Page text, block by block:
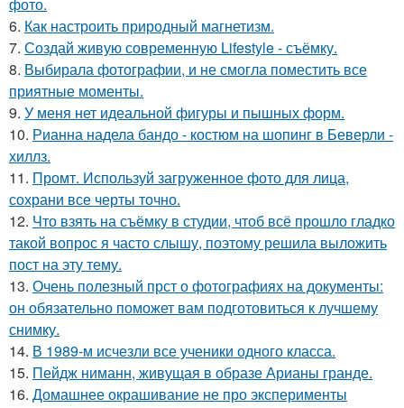
6. Как настроить природный магнетизм.
7. Создай живую современную Lifestyle - съёмку.
8. Выбирала фотографии, и не смогла поместить все
приятные моменты.
9. У меня нет идеальной фигуры и пышных форм.
10. Рианна надела бандо - костюм на шопинг в Беверли -
хиллз.
11. Промт. Используй загруженное фото для лица,
сохрани все черты точно.
12. Что взять на съёмку в студии, чтоб всё прошло гладко
такой вопрос я часто слышу, поэтому решила выложить
пост на эту тему.
13. Очень полезный прст о фотографиях на документы:
он обязательно поможет вам подготовиться к лучшему
снимку.
14. В 1989-м исчезли все ученики одного класса.
15. Пейдж ниманн, живущая в образе Арианы гранде.
16. Домашнее окрашивание не про эксперименты